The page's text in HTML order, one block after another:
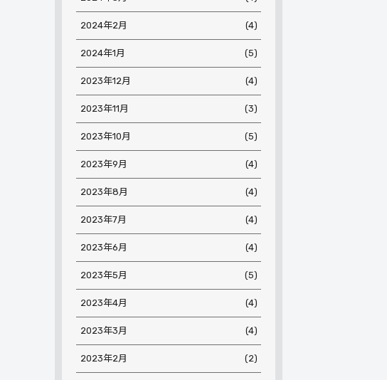
2024年2月 (4)
2024年1月 (5)
2023年12月 (4)
2023年11月 (3)
2023年10月 (5)
2023年9月 (4)
2023年8月 (4)
2023年7月 (4)
2023年6月 (4)
2023年5月 (5)
2023年4月 (4)
2023年3月 (4)
2023年2月 (2)